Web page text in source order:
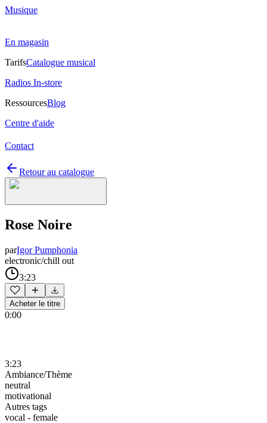
Musique
En magasin
TarifsCatalogue musical
Radios In-store
RessourcesBlog
Centre d'aide
Contact
Retour au catalogue
Rose Noire
parIgor Pumphonia
electronic/chill out
3:23
Acheter le titre
0:00
3:23
Ambiance/Thème
neutral
motivational
Autres tags
vocal - female